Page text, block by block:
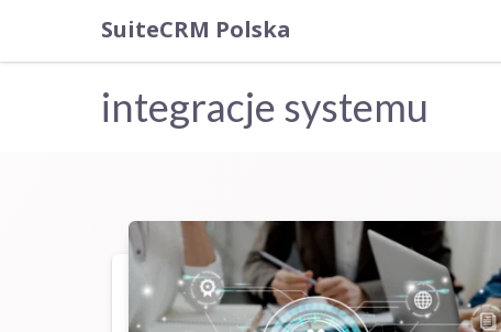
SuiteCRM Polska
integracje systemu